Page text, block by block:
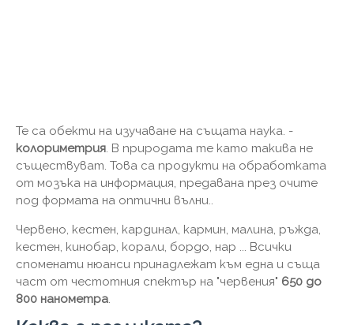
Те са обекти на изучаване на същата наука. -
колориметрия. В природата те като такива не
съществуват. Това са продукти на обработката
от мозъка на информация, предавана през очите
под формата на оптични вълни..
Червено, кестен, кардинал, кармин, малина, ръжда,
кестен, кинобар, корали, бордо, нар ... Всички
споменати нюанси принадлежат към една и съща
част от честотния спектър на "червения" 650 до
800 нанометра.